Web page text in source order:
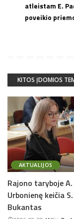
atleistam E.
poveikio
KITOS ĮDOMIOS
AKTUALIJOS
Rajono taryboje A.
Urbonienę keičia S.
Bukantas